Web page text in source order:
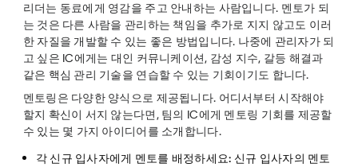
리더는 동료에게 영감을 주고 안내하는 사람입니다. 멘토가 되
는 것은 다른 사람을 관리하는 책임을 추가로 지지 않고도 이러
한 자질을 개발할 수 있는 좋은 방법입니다. 나중에 관리자가 되
고 싶은 IC에게는 대인 커뮤니케이션, 감성 지수, 갈등 해결과
같은 핵심 관리 기술을 연습할 수 있는 기회이기도 합니다.
멘토링은 다양한 양식으로 제공됩니다. 어디서부터 시작해야
할지 확신이 서지 않는다면, 팀의 IC에게 멘토링 기회를 제공할
수 있는 몇 가지 아이디어를 소개합니다.
각 신규 입사자에게 멘토를 배정하세요: 신규 입사자의 멘토